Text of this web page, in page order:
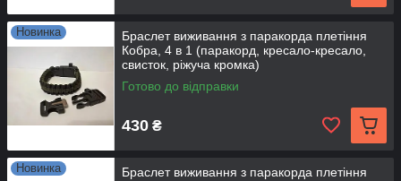
Новинка
Браслет виживання з паракорда плетіння
Кобра, 4 в 1 (паракорд, кресало-кресало,
свисток, ріжуча кромка)
Готово до відправки
430 ₴
Новинка
Браслет виживання з паракорда плетіння